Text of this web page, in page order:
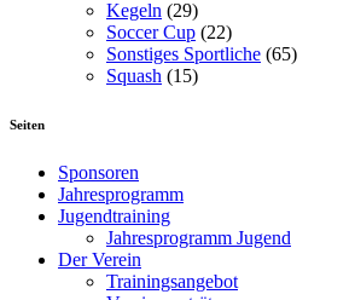
Kegeln (29)
Soccer Cup (22)
Sonstiges Sportliche (65)
Squash (15)
Seiten
Sponsoren
Jahresprogramm
Jugendtraining
Jahresprogramm Jugend
Der Verein
Trainingsangebot